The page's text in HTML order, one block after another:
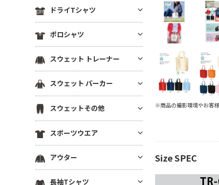
※商品の撮影環境やお客
Size SPEC
定番無地Tシャツ
薄手Tシャツ(4.9oz以下)
中肉厚Tシャツ(5～5.5oz)
4oz)
VネックTシャツ
ポケットTシャツ
オーガニック・天然素材Tシャ
ツ
リサイクル素材Tシャツ
7分袖・5分袖（ハーフスリー
ドライTシャツ
定番無地ドライTシャツ
ドライTシャツ(半袖)
ドライTシャツ(長袖)
ドライノースリーブTシャツ
ドライTシャツその他
ポロシャツ
ドライポロシャツ(半袖)
ドライポロシャツ(長袖)
綿ポロシャツ(半袖)
綿ポロシャツ(長袖)
鹿の子ポロシャツ
ポケ無しポロシャツ
ポケ付きポロシャツ
ボタンダウンポロシャツ
スウェット トレーナー
薄手トレーナー(8.9oz以下)
中肉トレーナー(9～10.9oz)
厚手トレーナー(11oz～)
裏毛(裏パイル)トレーナー
裏起毛トレーナー
ドライスウェット トレーナー
ビッグシルエット トレーナー
スウェット パーカー
プルオーバーパーカー
ジップパーカー
薄手パーカー(8.9oz以下)
中肉パーカー(9～10.9oz)
厚手パーカー(11oz～)
裏毛(裏パイル)パーカー
スウェットその他
スウェットパンツ
スウェットショーツ
スウェットジャケット
スポーツウエア
スポーツウエア トップス(半袖)
スポーツウエア トップス(長袖)
スポーツウエア ノースリーブ
アウター
ブルゾン(裏地なし)
長袖Tシャツ